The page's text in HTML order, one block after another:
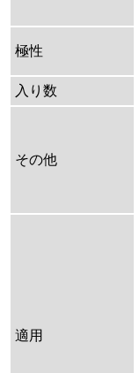
極性
入り数
その他
適用